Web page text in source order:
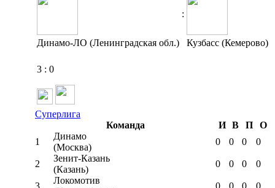
:
Динамо-ЛО (Ленинградская обл.) Кузбасс (Кемерово)
3 : 0
Суперлига
Команда
И В П
О
1
Динамо
(Москва)
0 0 0 0
2
Зенит-Казань
(Казань)
0 0 0 0
3
Локомотив
0 0 0 0